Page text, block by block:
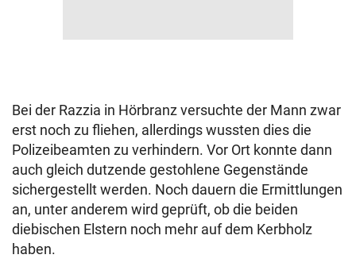
Bei der Razzia in Hörbranz versuchte der Mann zwar
erst noch zu fliehen, allerdings wussten dies die
Polizeibeamten zu verhindern. Vor Ort konnte dann
auch gleich dutzende gestohlene Gegenstände
sichergestellt werden. Noch dauern die Ermittlungen
an, unter anderem wird geprüft, ob die beiden
diebischen Elstern noch mehr auf dem Kerbholz
haben.